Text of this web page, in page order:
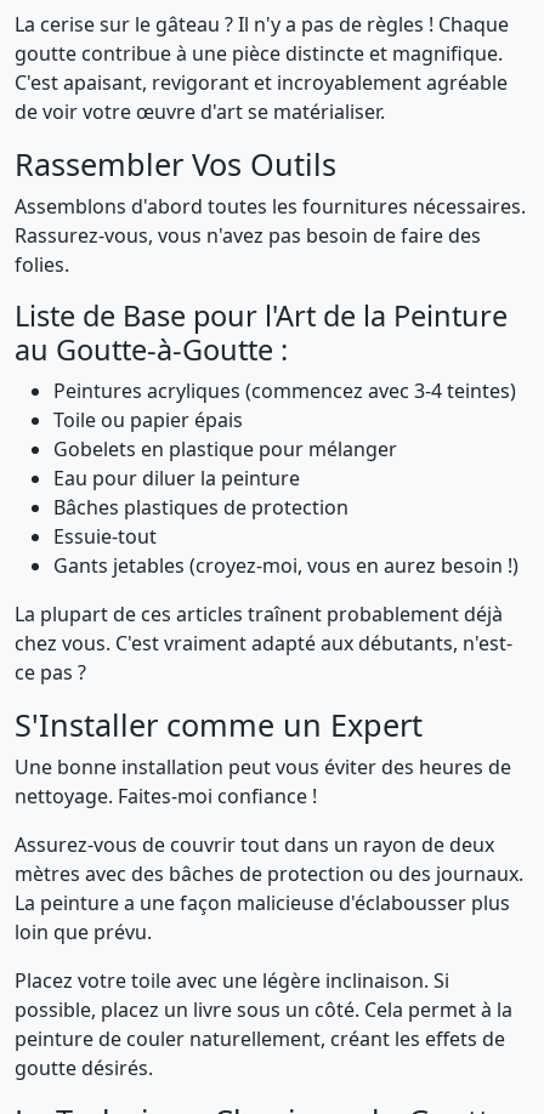
La cerise sur le gâteau ? Il n'y a pas de règles ! Chaque
goutte contribue à une pièce distincte et magnifique.
C'est apaisant, revigorant et incroyablement agréable
de voir votre œuvre d'art se matérialiser.
Rassembler Vos Outils
Assemblons d'abord toutes les fournitures nécessaires.
Rassurez-vous, vous n'avez pas besoin de faire des
folies.
Liste de Base pour l'Art de la Peinture
au Goutte-à-Goutte :
Peintures acryliques (commencez avec 3-4 teintes)
Toile ou papier épais
Gobelets en plastique pour mélanger
Eau pour diluer la peinture
Bâches plastiques de protection
Essuie-tout
Gants jetables (croyez-moi, vous en aurez besoin !)
La plupart de ces articles traînent probablement déjà
chez vous. C'est vraiment adapté aux débutants, n'est-
ce pas ?
S'Installer comme un Expert
Une bonne installation peut vous éviter des heures de
nettoyage. Faites-moi confiance !
Assurez-vous de couvrir tout dans un rayon de deux
mètres avec des bâches de protection ou des journaux.
La peinture a une façon malicieuse d'éclabousser plus
loin que prévu.
Placez votre toile avec une légère inclinaison. Si
possible, placez un livre sous un côté. Cela permet à la
peinture de couler naturellement, créant les effets de
goutte désirés.